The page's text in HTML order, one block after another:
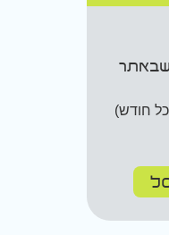
חודש)